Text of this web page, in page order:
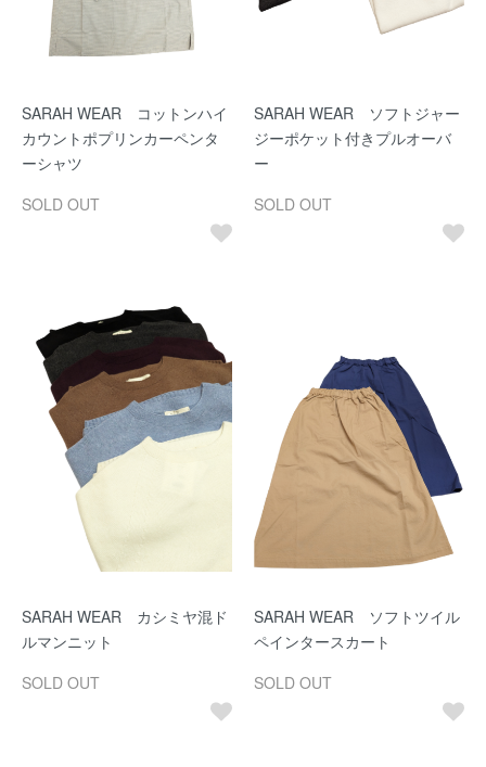
SARAH WEAR コットンハイ
カウントポプリンカーペンタ
ーシャツ
SOLD OUT
SARAH WEAR ソフトジャー
ジーポケット付きプルオーバ
ー
SOLD OUT
SARAH WEAR カシミヤ混ド
ルマンニット
SOLD OUT
SARAH WEAR ソフトツイル
ペインタースカート
SOLD OUT